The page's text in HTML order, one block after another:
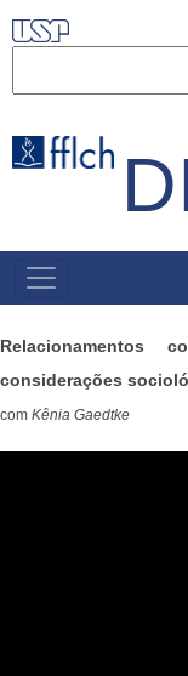
Pular
para
principal
PRIMARY
LINKS
Relacionamentos
considerações
com Kênia Gaedtke